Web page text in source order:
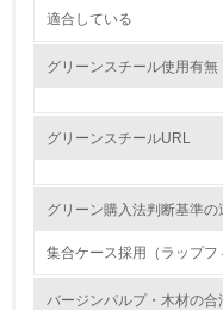
環境取り組み体制と成果を
適合している
グリーンスチール使用有無
グリーンスチールURL
グリーン購入法判断基準の
集合ケース採用（ラップフ
バージンパルプ・木材の